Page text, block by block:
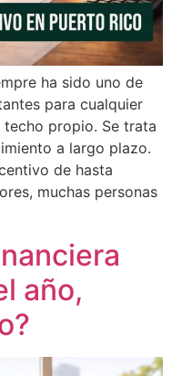
ha sido uno de
para cualquier
propio. Se trata
a largo plazo.
de hasta
muchas personas
año,